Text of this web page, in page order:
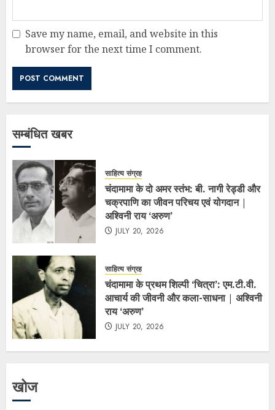
Save my name, email, and website in this
browser for the next time I comment.
सम्बंधित खबर
साहित्य संग्रह
चंदामामा के दो अमर स्तंभ: बी. नागी रेड्डी और
चक्रपाणि का जीवन परिचय एवं योगदान |
अश्विनी राय ‘अरुण’
JULY 20, 2026
साहित्य संग्रह
चंदामामा के प्रथम शिल्पी ‘चित्रा’: एम.टी.वी.
आचार्य की जीवनी और कला-साधना | अश्विनी
राय ‘अरुण’
JULY 20, 2026
खोज